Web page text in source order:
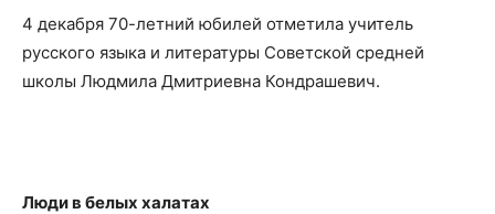
4 декабря 70-летний юбилей отметила учитель
русского языка и литературы Советской средней
школы Людмила Дмитриевна Кондрашевич.
Люди в белых халатах